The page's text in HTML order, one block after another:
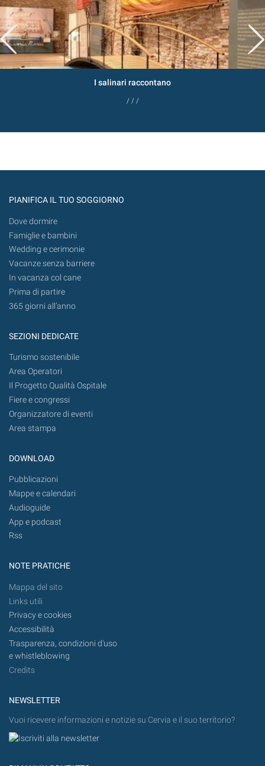
I salinari raccontano
/ / /
PIANIFICA IL TUO SOGGIORNO
Dove dormire
Famiglie e bambini
Wedding e cerimonie
Vacanze senza barriere
In vacanza col cane
Prima di partire
365 giorni all’anno
SEZIONI DEDICATE
Turismo sostenibile
Area Operatori
Il Progetto Qualità Ospitale
Fiere e congressi
Organizzatore di eventi
Area stampa
DOWNLOAD
Pubblicazioni
Mappe e calendari
Audioguide
App e podcast
Rss
NOTE PRATICHE
Mappa del sito
Links utili
Privacy e cookies
Accessibilità
Trasparenza, condizioni d'uso
e whistleblowing
Credits
NEWSLETTER
Vuoi ricevere informazioni e notizie su Cervia e il suo territorio?